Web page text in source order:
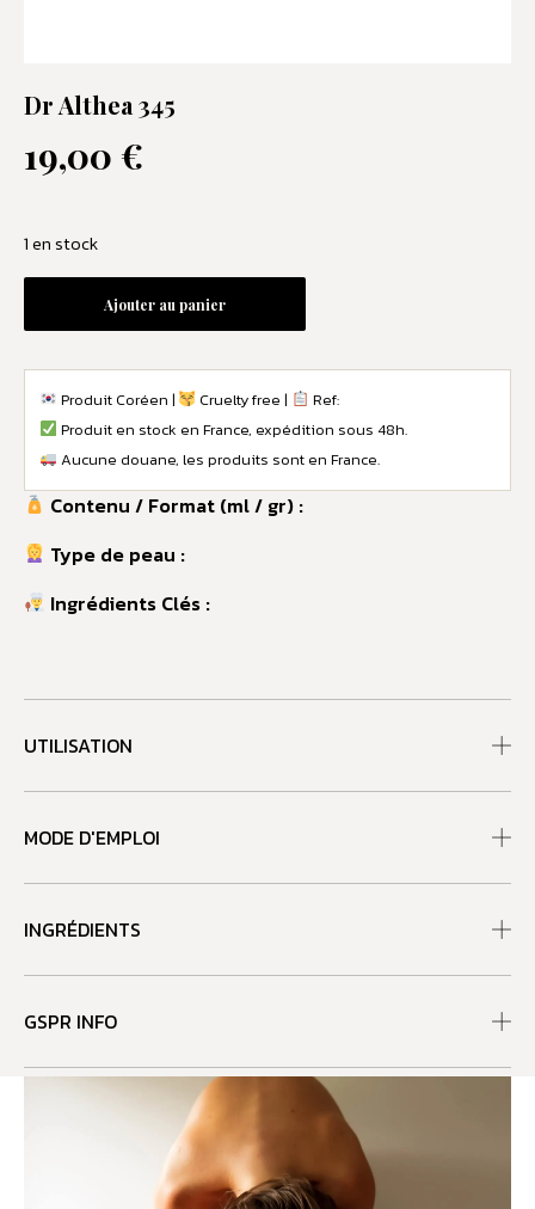
Dr Althea 345
19,00 €
1 en stock
Ajouter au panier
Produit Coréen | Cruelty free |
Ref:
Produit en stock en France, expédition sous 48h.
Aucune douane, les produits sont en France.
Contenu / Format (ml / gr) :
Type de peau :
Ingrédients Clés :
UTILISATION
MODE D'EMPLOI
INGRÉDIENTS
GSPR INFO
RECOMMANDATIONS